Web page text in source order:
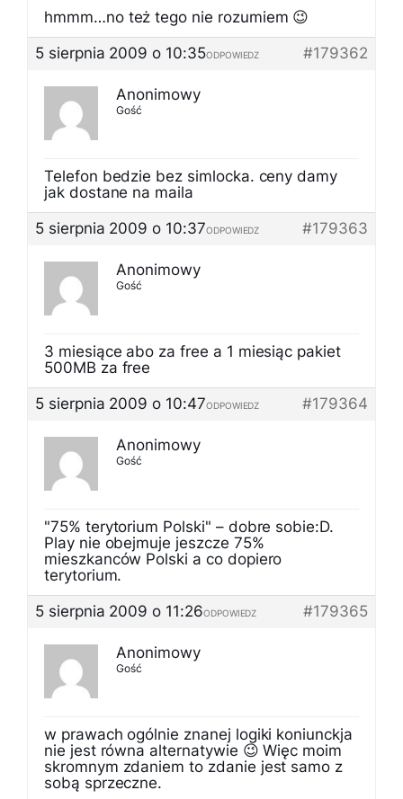
hmmm…no też tego nie rozumiem 😉
5 sierpnia 2009 o 10:35
#179362
ODPOWIEDZ
Anonimowy
Gość
Telefon bedzie bez simlocka. ceny damy
jak dostane na maila
5 sierpnia 2009 o 10:37
#179363
ODPOWIEDZ
Anonimowy
Gość
3 miesiące abo za free a 1 miesiąc pakiet
500MB za free
5 sierpnia 2009 o 10:47
#179364
ODPOWIEDZ
Anonimowy
Gość
"75% terytorium Polski" – dobre sobie:D.
Play nie obejmuje jeszcze 75%
mieszkanców Polski a co dopiero
terytorium.
5 sierpnia 2009 o 11:26
#179365
ODPOWIEDZ
Anonimowy
Gość
w prawach ogólnie znanej logiki koniunckja
nie jest równa alternatywie 😉 Więc moim
skromnym zdaniem to zdanie jest samo z
sobą sprzeczne.